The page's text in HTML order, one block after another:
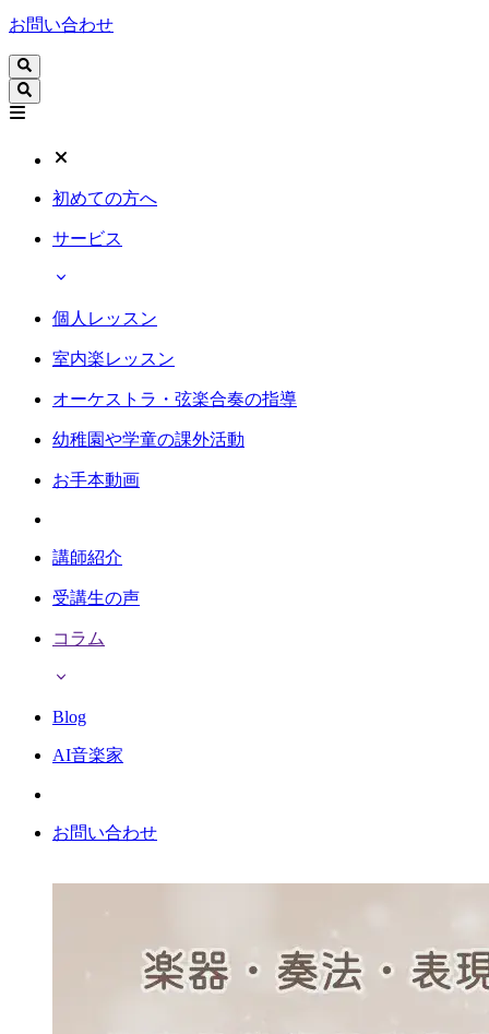
お問い合わせ
初めての方へ
サービス
個人レッスン
室内楽レッスン
オーケストラ・弦楽合奏の指導
幼稚園や学童の課外活動
お手本動画
講師紹介
受講生の声
コラム
Blog
AI音楽家
お問い合わせ